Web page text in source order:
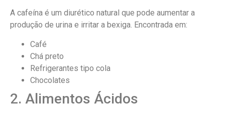
A cafeína é um diurético natural que pode aumentar a
produção de urina e irritar a bexiga. Encontrada em:
Café
Chá preto
Refrigerantes tipo cola
Chocolates
2. Alimentos Ácidos